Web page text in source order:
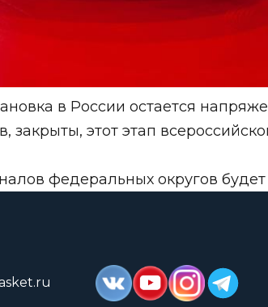
в России остается
этот этап
федеральных округов